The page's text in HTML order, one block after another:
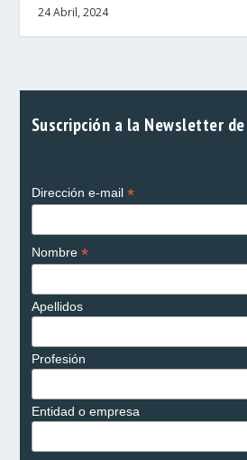
24 Abril, 2024
Suscripción a la Newsletter de
Dirección e-mail *
Nombre *
Apellidos
Profesión
Entidad o empresa